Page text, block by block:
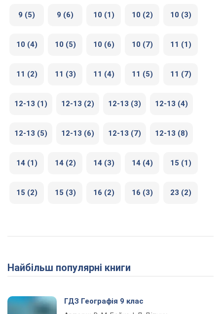
Play Video
9 (5) 9 (6) 10 (1) 10 (2) 10 (3)
10 (4) 10 (5) 10 (6) 10 (7) 11 (1)
11 (2) 11 (3) 11 (4) 11 (5) 11 (7)
12-13 (1) 12-13 (2) 12-13 (3) 12-13 (4)
12-13 (5) 12-13 (6) 12-13 (7) 12-13 (8)
14 (1) 14 (2) 14 (3) 14 (4) 15 (1)
15 (2) 15 (3) 16 (2) 16 (3) 23 (2)
Найбільш популярні книги
ГДЗ Географія 9 клас